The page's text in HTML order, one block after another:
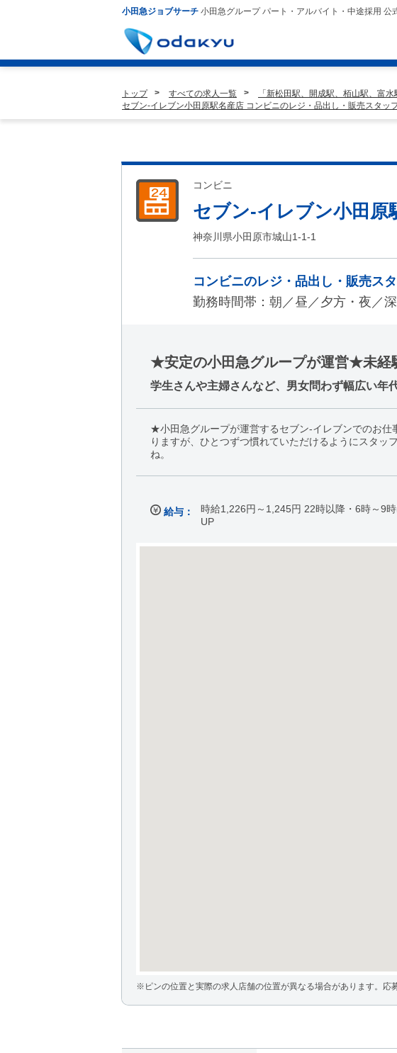
小田急ジョブサーチ 小田急グループ パート・アルバイト・中途採用 公
トップ すべての求人一覧
「新松田駅、開成駅、栢山駅、富
セブン-イレブン小田原駅名産店 コンビニのレジ・品出し・販売スタッ
コンビニ
セブン-イレブン小田原
神奈川県小田原市城山1-1-1
コンビニのレジ・品出し・販売ス
勤務時間帯：朝／昼／夕方・夜／
★安定の小田急グループが運営★未経
学生さんや主婦さんなど、男女問わず幅広い
★小田急グループが運営するセブン-イレブンでのお
りますが、ひとつずつ慣れていただけるようにスタ
ね。
給与：
時給1,226円～1,245円 22時以降・6時～9
UP
※ピンの位置と実際の求人店舗の位置が異なる場合があります。応